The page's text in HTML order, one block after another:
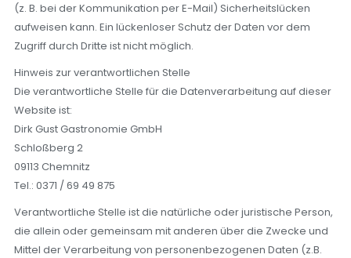
(z. B. bei der Kommunikation per E-Mail) Sicherheitslücken
aufweisen kann. Ein lückenloser Schutz der Daten vor dem
Zugriff durch Dritte ist nicht möglich.
Hinweis zur verantwortlichen Stelle
Die verantwortliche Stelle für die Datenverarbeitung auf dieser
Website ist:
Dirk Gust Gastronomie GmbH
Schloßberg 2
09113 Chemnitz
Tel.: 0371 / 69 49 875
Verantwortliche Stelle ist die natürliche oder juristische Person,
die allein oder gemeinsam mit anderen über die Zwecke und
Mittel der Verarbeitung von personenbezogenen Daten (z.B.